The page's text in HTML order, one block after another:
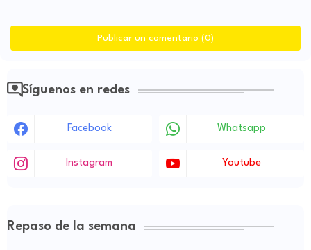
Publicar un comentario (0)
Síguenos en redes
Facebook Whatsapp
Instagram Youtube
Repaso de la semana